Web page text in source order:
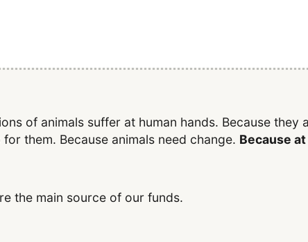
of animals suffer at human hands. Because they
them. Because animals need change. Because
the main source of our funds.